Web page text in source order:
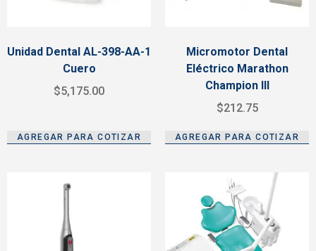
Unidad Dental AL-398-AA-1
Cuero
$5,175.00
AGREGAR PARA COTIZAR
Micromotor Dental
Eléctrico Marathon
Champion III
$212.75
AGREGAR PARA COTIZAR